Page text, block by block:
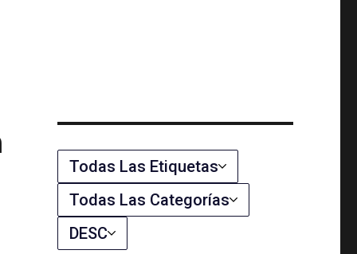
Todas Las Etiquetas
Todas Las Categorías
DESC